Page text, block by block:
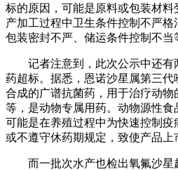
标的原因，可能是原料或包装材
产加工过程中卫生条件控制不严
包装密封不严、储运条件控制不当
记者注意到，此次公示中还有
药超标。据悉，恩诺沙星属第三
合成的广谱抗菌药，用于治疗动
等，是动物专属用药。动物源性食
可能是在养殖过程中为快速控制
或不遵守休药期规定，致使产品上
而一批次水产也检出氧氟沙星